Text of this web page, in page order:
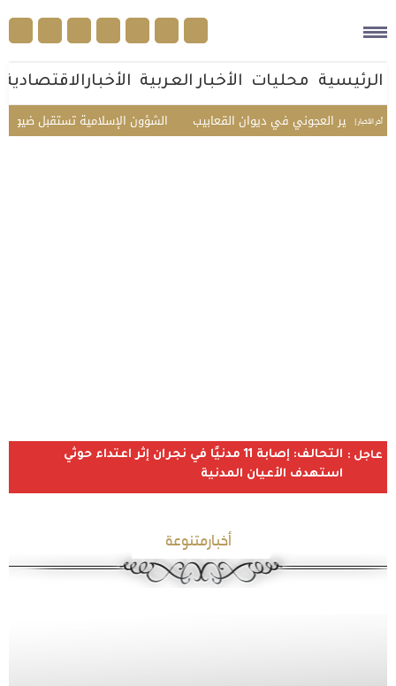
الرئيسية محليات الأخبار العربية الأخبارالاقتصادية
أخر الأخبار | الشؤون الإسلامية تستقبل ضيوف الدفعة العجوني في ديوان القعابيب
عاجل :
التحالف: إصابة 11 مدنيًا في نجران إثر اعتداء حوثي
استهدف الأعيان المدنية
أخبارمتنوعة